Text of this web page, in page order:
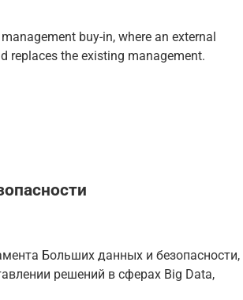
buy-in, where an external
replaces the existing management.
Больших данных и безопасности,
решений в сферах Big Data,